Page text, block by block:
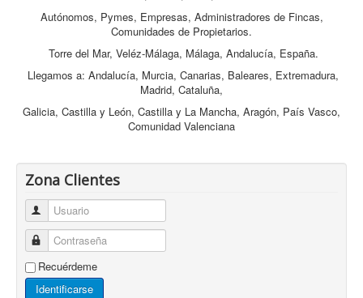
Autónomos, Pymes, Empresas, Administradores de Fincas,
Comunidades de Propietarios.
Torre del Mar, Veléz-Málaga, Málaga, Andalucía, España.
Llegamos a: Andalucía, Murcia, Canarias, Baleares, Extremadura,
Madrid, Cataluña,
Galicia, Castilla y León, Castilla y La Mancha, Aragón, País Vasco,
Comunidad Valenciana
Zona Clientes
Usuario
Contraseña
Recuérdeme
Identificarse